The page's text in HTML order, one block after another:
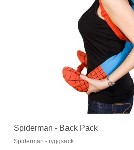
Spiderman - Back Pack
Spiderman - ryggsäck